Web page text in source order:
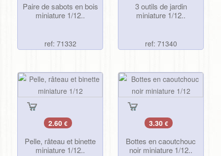
Paire de sabots en bois
miniature 1/12..
ref: 71332
3 outils de jardin
miniature 1/12..
ref: 71340
2.60 €
Pelle, râteau et binette
miniature 1/12..
3.30 €
Bottes en caoutchouc
noir miniature 1/12..